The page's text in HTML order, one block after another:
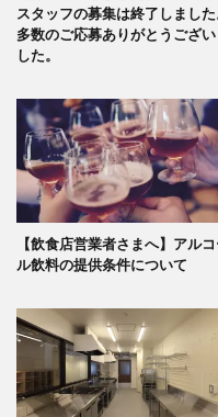
スタッフの募集は終了しました
多数のご応募ありがとうござい
した。
【飲食店営業者さまへ】アル
ル飲料の提供条件について